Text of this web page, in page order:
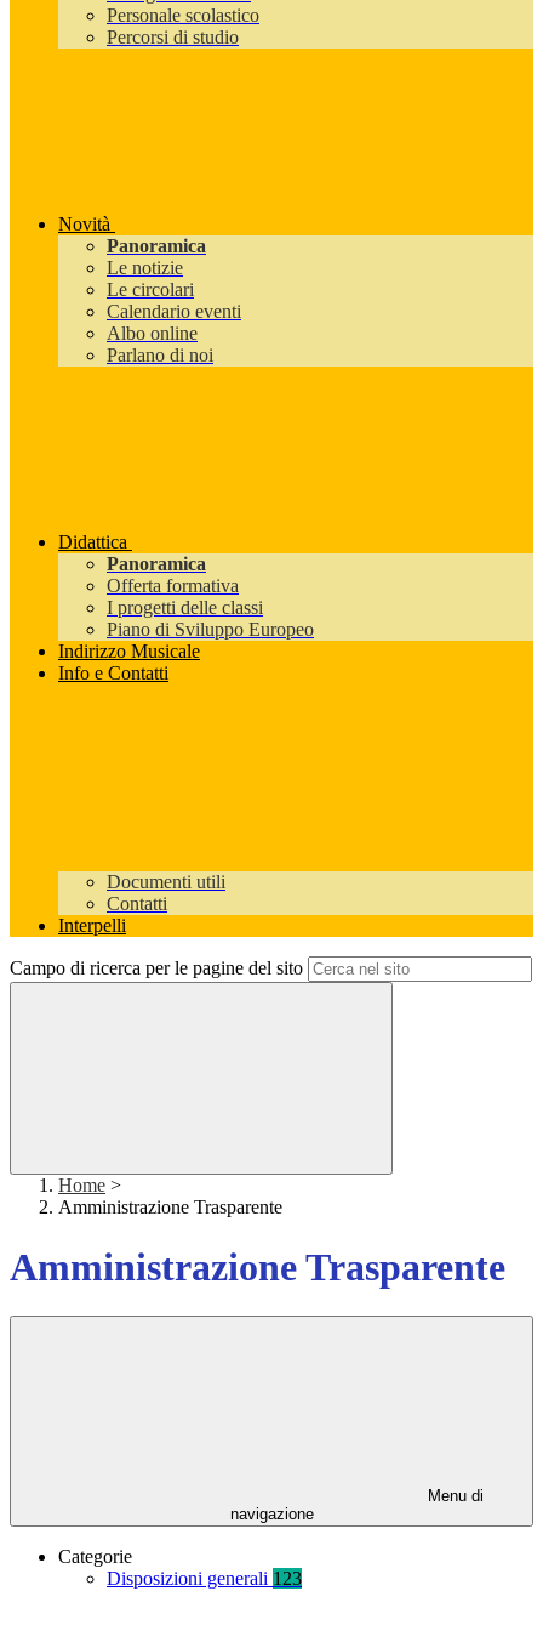
Personale scolastico
Percorsi di studio
Novità
Panoramica
Le notizie
Le circolari
Calendario eventi
Albo online
Parlano di noi
Didattica
Panoramica
Offerta formativa
I progetti delle classi
Piano di Sviluppo Europeo
Indirizzo Musicale
Info e Contatti
Documenti utili
Contatti
Interpelli
Campo di ricerca per le pagine del sito
Home >
Amministrazione Trasparente
Amministrazione Trasparente
Menu di
navigazione
Categorie
Disposizioni generali 123